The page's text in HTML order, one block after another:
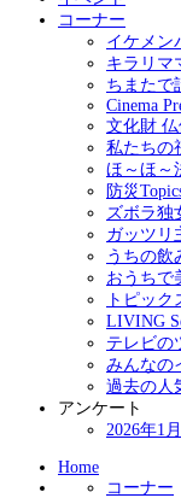
コーナー
イケメン
キラリマ
ちまたで
Cinema
文化財
私たちの
ほ～ほ～
防災
ズボラ独
ガッツリ
うちの飲
おうちで
トピック
LIVING
テレビの
みんなの
過去の人
アンケート
2026年1
Home
コーナー